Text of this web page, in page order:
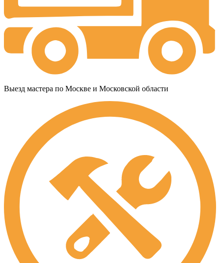
Выезд мастера по Москве и Московской области